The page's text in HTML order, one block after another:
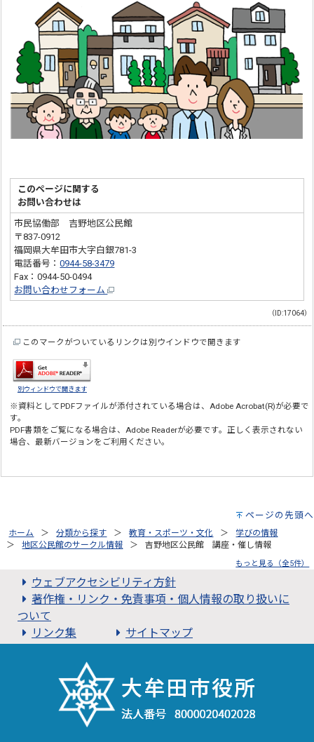
このページに関する
お問い合わせは
市民協働部 吉野地区公民館
〒837-0912
福岡県大牟田市大字白銀781-3
電話番号：0944-58-3479
Fax：0944-50-0494
お問い合わせフォーム
（ID:17064）
このマークがついているリンクは別ウインドウで開きます
別ウィンドウで開きます
※資料としてPDFファイルが添付されている場合は、Adobe Acrobat(R)が必要で
す。
PDF書類をご覧になる場合は、Adobe Readerが必要です。正しく表示されない
場合、最新バージョンをご利用ください。
ページの先頭へ
ホーム 分類から探す 教育・スポーツ・文化
学びの情報
地区公民館のサークル情報
吉野地区公民館 講座・催し情報
もっと見る（全5件）
ウェブアクセシビリティ方針
著作権・リンク・免責事項・個人情報の取り扱いに
ついて
リンク集
サイトマップ